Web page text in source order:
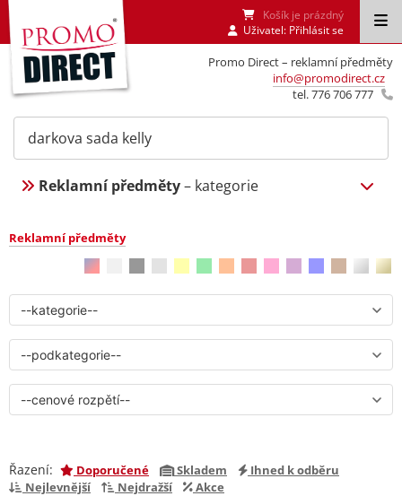
Promo Direct – reklamní předměty
info@promodirect.cz
tel. 776 706 777
Košík je prázdný
Uživatel: Přihlásit se
Reklamní předměty– kategorie
Reklamní předměty
Řazení: Doporučené Skladem
Ihned k odběru
Nejlevnější
Nejdražší Akce